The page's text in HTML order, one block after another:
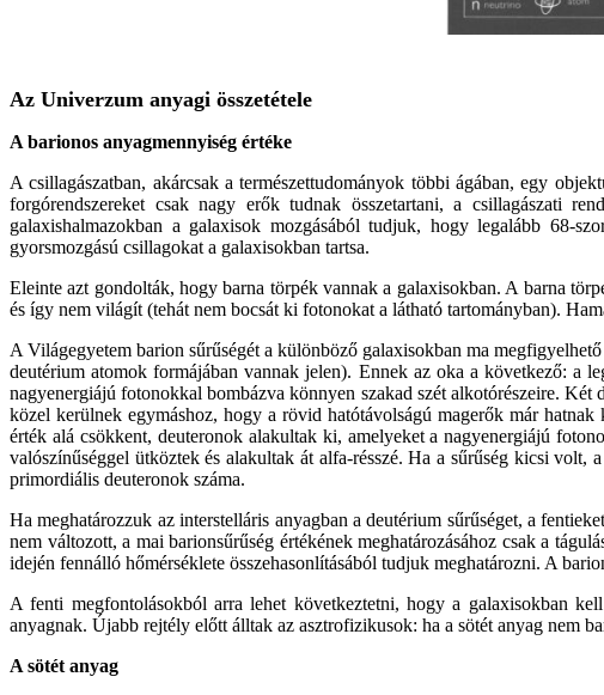
Az Univerzum anyagi összetétele
A barionos anyagmennyiség értéke
A csillagászatban, akárcsak a természettudományok többi ágában, egy
forgórendszereket csak nagy erők tudnak összetartani, a csillagászati
galaxishalmazokban a galaxisok mozgásából tudjuk, hogy legalább 6­8-
gyorsmozgású csillagokat a galaxisokban tartsa.
Eleinte azt gondolták, hogy barna törpék vannak a galaxisokban. A barna
és így nem világít (tehát nem bocsát ki fotonokat a látható tartományban).
A Világegyetem barion sűrűségét a különböző galaxisokban ma
deutérium atomok formájában vannak jelen). Ennek az oka a következő: a
nagyenergiájú fotonokkal bombázva könnyen szakad szét alkotórészeire. Két
közel kerülnek egymáshoz, hogy a rövid hatótávolságú magerők már
érték alá csökkent, deuteronok alakultak ki, amelyeket a nagyenergiájú
valószínűséggel ütköztek és alakultak át alfa-résszé. Ha a sűrűség kicsi
primordiális deuteronok száma.
Ha meghatározzuk az interstelláris anyagban a deutérium sűrűséget, a
nem változott, a mai barionsűrűség értékének meghatározásához csak a
idején fennálló hőmérséklete összehasonlításából tudjuk meghatározni. A
A fenti megfontolásokból arra lehet következtetni, hogy a galaxisokban
anyagnak. Újabb rejtély előtt álltak az asztrofizikusok: ha a sötét anyag nem
A sötét anyag